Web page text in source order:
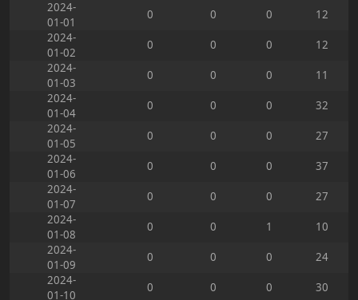
2024-
01-01
0 0 0
12
2024-
01-02
0 0 0
12
2024-
01-03
0 0 0
11
2024-
01-04
0 0 0
32
2024-
01-05
0 0 0
27
2024-
01-06
0 0 0
37
2024-
01-07
0 0 0
27
2024-
01-08
0 0 1
10
2024-
01-09
0 0 0
24
2024-
01-10
0 0 0
30